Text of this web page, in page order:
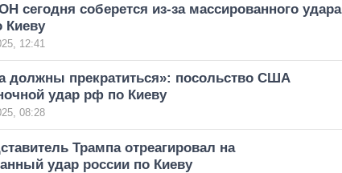
сегодня соберется из-за массированного удара
Киеву
12:41
должны прекратиться»: посольство США
удар рф по Киеву
08:28
Трампа отреагировал на
удар россии по Киеву